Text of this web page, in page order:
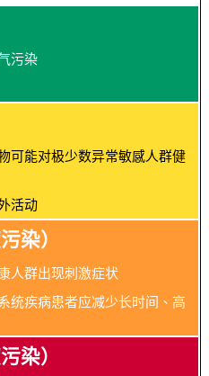
污染
可能对极少数异常敏感人群健
活动
染）
人群出现刺激症状
统疾病患者应减少长时间、高
染）